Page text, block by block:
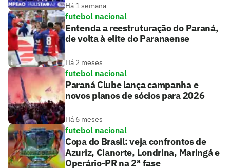
Há 1 semana
futebol nacional
Entenda a reestruturação do Paraná,
de volta à elite do Paranaense
Há 2 meses
futebol nacional
Paraná Clube lança campanha e
novos planos de sócios para 2026
Há 6 meses
futebol nacional
Copa do Brasil: veja confrontos de
Azuriz, Cianorte, Londrina, Maringá e
Operário-PR na 2ª fase